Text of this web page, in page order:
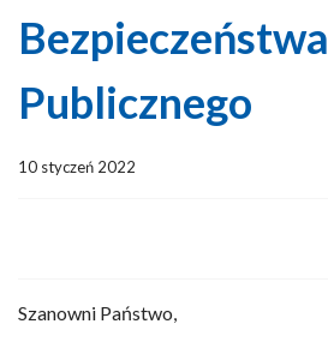
Bezpieczeństwa
Publicznego
10 styczeń 2022
Szanowni Państwo,